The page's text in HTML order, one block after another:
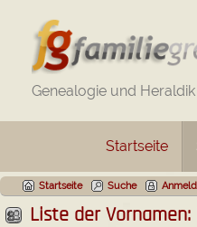
Genealogie und Heraldik
Startseite
Startseite Suche
Liste der